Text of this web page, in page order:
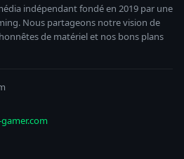
indépendant fondé en 2019 par une
Nous partageons notre vision de
de matériel et nos bons plans